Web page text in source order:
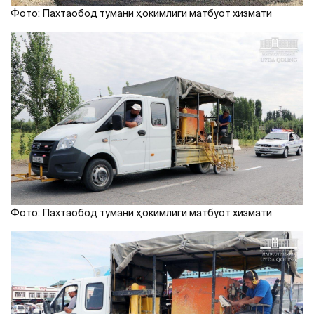
Фото: Пахтаобод тумани ҳокимлиги матбуот хизмати
Фото: Пахтаобод тумани ҳокимлиги матбуот хизмати